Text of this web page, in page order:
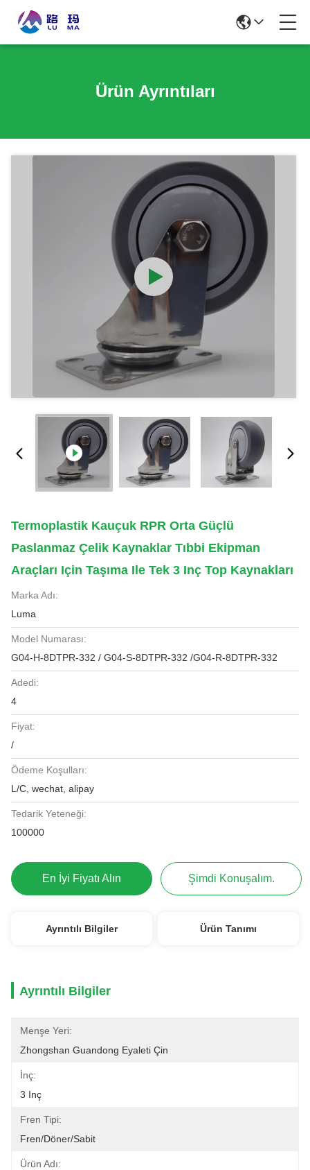
Ürün Ayrıntıları
Termoplastik Kauçuk RPR Orta Güçlü
Paslanmaz Çelik Kaynaklar Tıbbi Ekipman
Araçları Için Taşıma Ile Tek 3 Inç Top Kaynakları
Marka Adı:
Luma
Model Numarası:
G04-H-8DTPR-332 / G04-S-8DTPR-332 /G04-R-8DTPR-332
Adedi:
4
Fiyat:
/
Ödeme Koşulları:
L/C, wechat, alipay
Tedarik Yeteneği:
100000
En İyi Fiyatı Alın Şimdi Konuşalım.
Ayrıntılı Bilgiler Ürün Tanımı
Ayrıntılı Bilgiler
Menşe Yeri:
Zhongshan Guandong Eyaleti Çin
İnç:
3 Inç
Fren Tipi:
Fren/Döner/Sabit
Ürün Adı: